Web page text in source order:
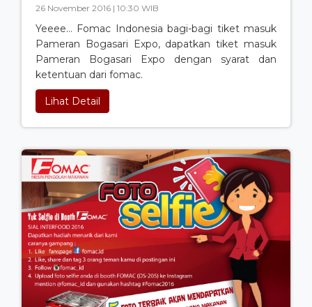
26 November 2016 | 10:30 WIB
Yeeee… Fomac Indonesia bagi-bagi tiket masuk
Pameran Bogasari Expo, dapatkan tiket masuk
Pameran Bogasari Expo dengan syarat dan
ketentuan dari fomac.
Lihat Detail